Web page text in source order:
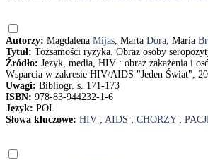
Autorzy: Magdalena Mijas, Marta Dora, Maria
Tytuł: Tożsamości ryzyka. Obraz osoby
Źródło: Język, media, HIV : obraz zakażenia i
Wsparcia w zakresie HIV/AIDS "Jeden Świat",
Uwagi: Bibliogr. s. 171-173
ISBN: 978-83-944232-1-6
Język: POL
Słowa kluczowe: HIV ; AIDS ; CHORZY;